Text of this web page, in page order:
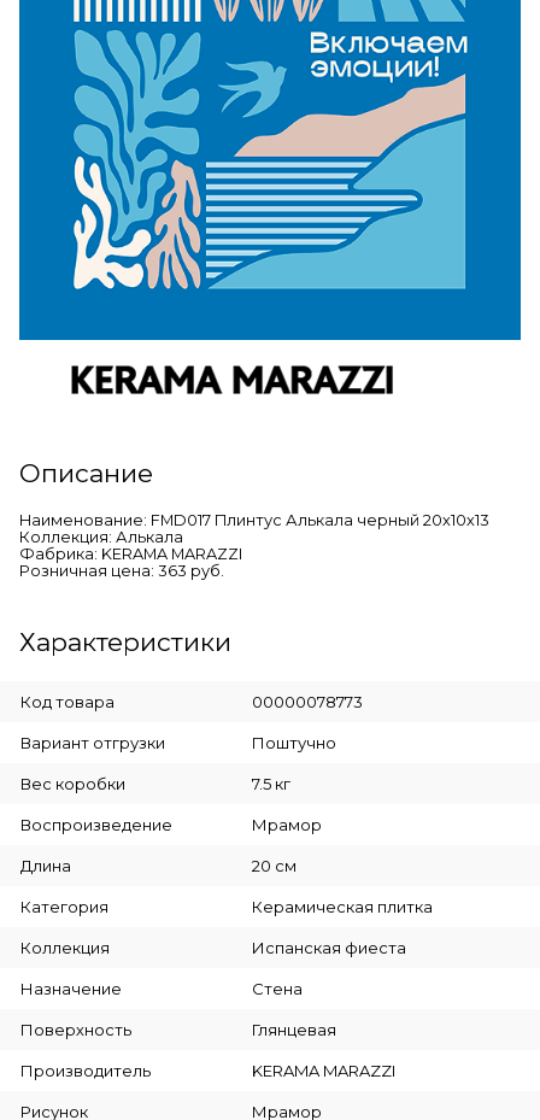
Описание
Наименование: FMD017 Плинтус Алькала черный 20х10х13
Коллекция: Алькала
Фабрика: KERAMA MARAZZI
Розничная цена: 363 руб.
Характеристики
Код товара 00000078773
Вариант отгрузки Поштучно
Вес коробки 7.5 кг
Воспроизведение Мрамор
Длина 20 см
Категория Керамическая плитка
Коллекция Испанская фиеста
Назначение Стена
Поверхность Глянцевая
Производитель KERAMA MARAZZI
Рисунок Мрамор